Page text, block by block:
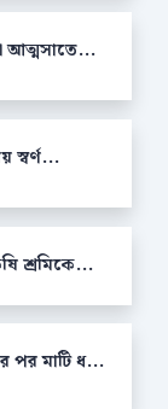
আত্মসাতে...
স্বর্ণ...
শ্রমিকে...
পর মাটি ধ...